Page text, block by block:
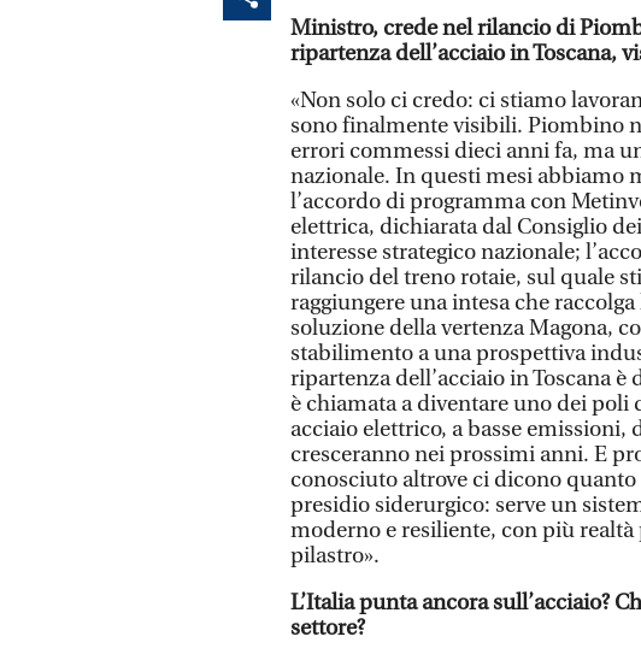
Ministro, crede nel rilancio di
ripartenza dell’acciaio in Toscana,
«Non solo ci credo: ci stiamo
sono finalmente visibili. Piombino
errori commessi dieci anni fa, ma
nazionale. In questi mesi abbiamo
l’accordo di programma con
elettrica, dichiarata dal Consiglio
interesse strategico nazionale;
rilancio del treno rotaie, sul quale
raggiungere una intesa che
soluzione della vertenza Magona,
stabilimento a una prospettiva
ripartenza dell’acciaio in Toscana è
è chiamata a diventare uno dei poli
acciaio elettrico, a basse
cresceranno nei prossimi anni. E
conosciuto altrove ci dicono
presidio siderurgico: serve un
moderno e resiliente, con più
pilastro».
L’Italia punta ancora sull’acciaio?
settore?